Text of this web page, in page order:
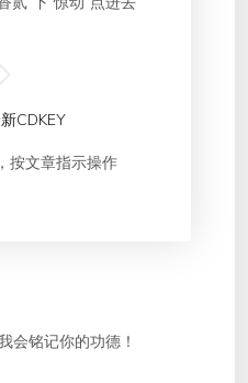
CDKEY
按文章指示操作
会铭记你的功德！